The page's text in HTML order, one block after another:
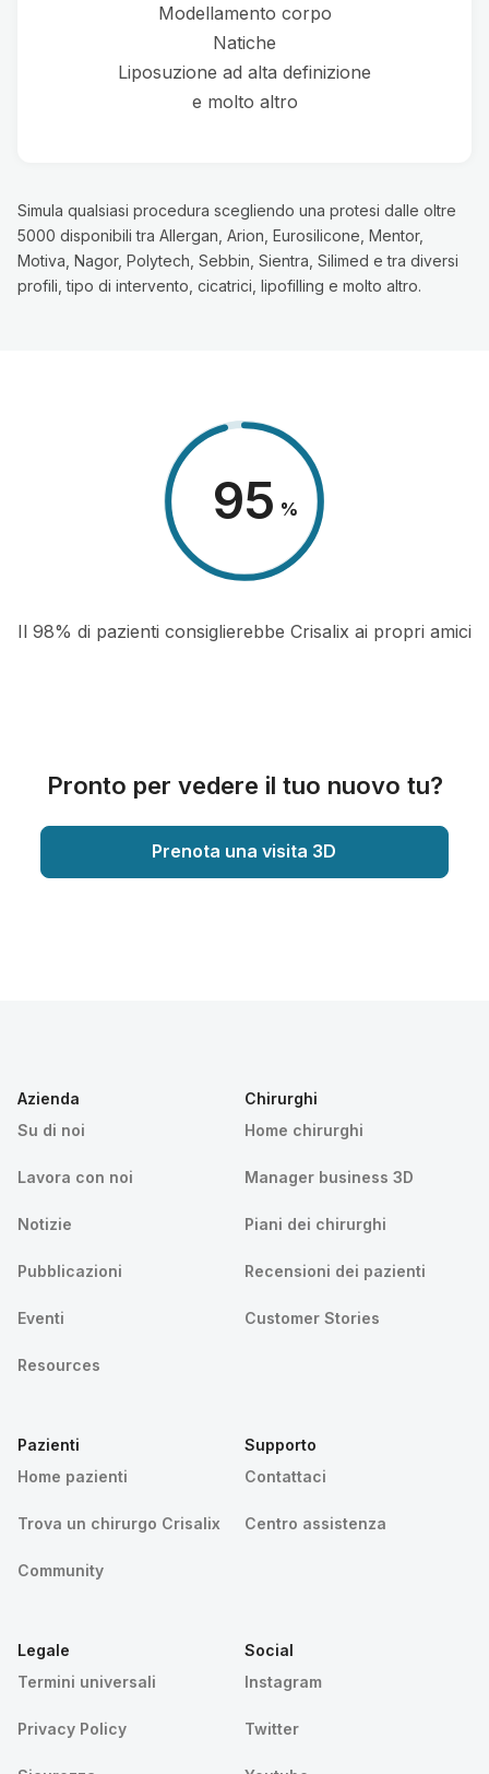
Modellamento corpo
Natiche
Liposuzione ad alta definizione
e molto altro
Simula qualsiasi procedura scegliendo una protesi dalle oltre
5000 disponibili tra Allergan, Arion, Eurosilicone, Mentor,
Motiva, Nagor, Polytech, Sebbin, Sientra, Silimed e tra diversi
profili, tipo di intervento, cicatrici, lipofilling e molto altro.
98 %
Il 98% di pazienti consiglierebbe Crisalix ai propri amici
Pronto per vedere il tuo nuovo tu?
Prenota una visita 3D
Azienda
Su di noi
Lavora con noi
Notizie
Pubblicazioni
Eventi
Resources
Chirurghi
Home chirurghi
Manager business 3D
Piani dei chirurghi
Recensioni dei pazienti
Customer Stories
Pazienti
Home pazienti
Trova un chirurgo Crisalix
Community
Supporto
Contattaci
Centro assistenza
Legale
Termini universali
Privacy Policy
Social
Instagram
Twitter